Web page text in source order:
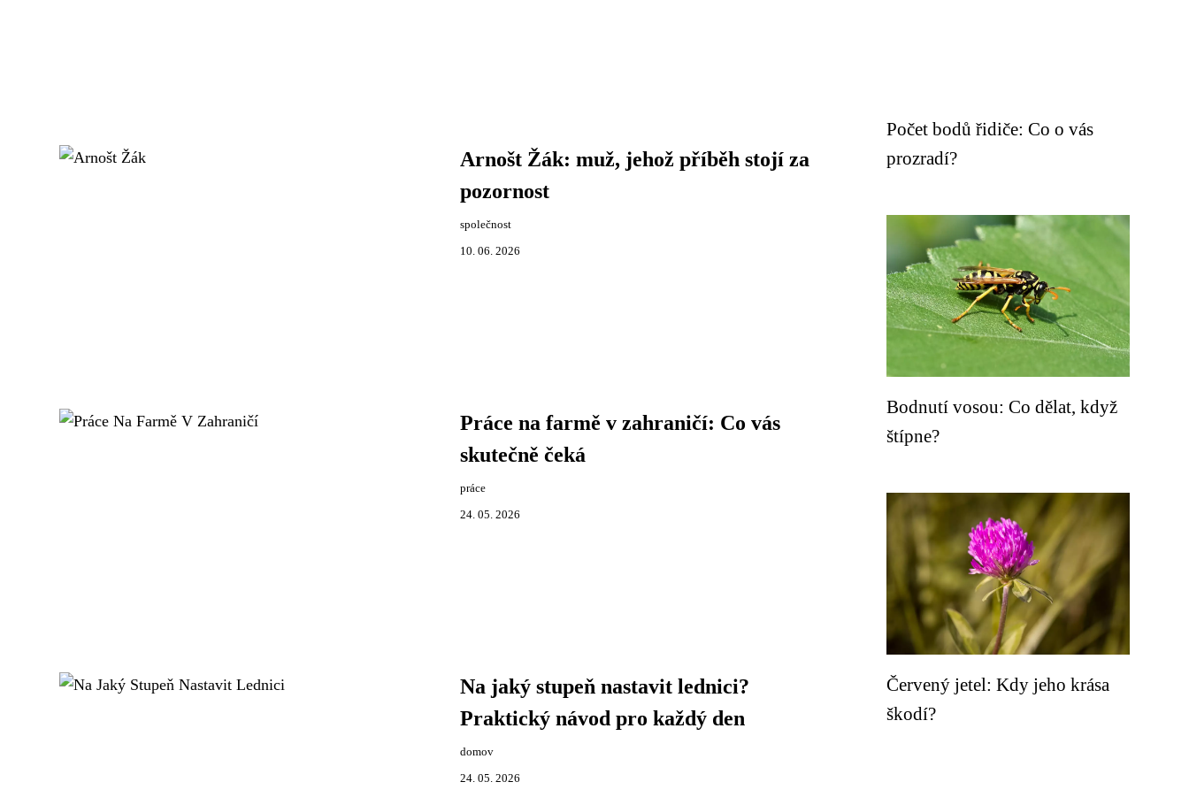
Arnošt Žák: muž, jehož příběh stojí za
pozornost
společnost
10. 06. 2026
Práce na farmě v zahraničí: Co vás
skutečně čeká
práce
24. 05. 2026
Na jaký stupeň nastavit lednici?
Praktický návod pro každý den
domov
24. 05. 2026
Počet bodů řidiče: Co o vás
prozradí?
Bodnutí vosou: Co dělat, když
štípne?
Červený jetel: Kdy jeho krása
škodí?